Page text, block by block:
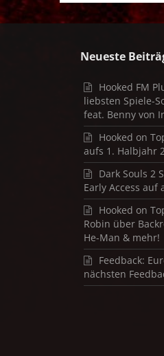
Neueste
Hooked FM
liebsten Spiele-
feat. Benny von
Hooked on
aufs 1. Halbjahr
Dark Souls 2
Early Access auf
Hooked on
Robin über
He-Man & mehr!
Feedback:
nächsten